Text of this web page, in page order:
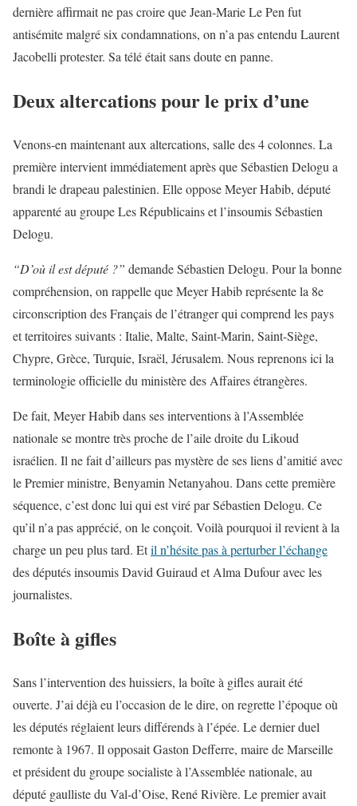
dernière affirmait ne pas croire que Jean-Marie Le Pen fut
antisémite malgré six condamnations, on n’a pas entendu Laurent
Jacobelli protester. Sa télé était sans doute en panne.
Deux altercations pour le prix d’une
Venons-en maintenant aux altercations, salle des 4 colonnes. La
première intervient immédiatement après que Sébastien Delogu a
brandi le drapeau palestinien. Elle oppose Meyer Habib, député
apparenté au groupe Les Républicains et l’insoumis Sébastien
Delogu.
“D’où il est député ?” demande Sébastien Delogu. Pour la bonne
compréhension, on rappelle que Meyer Habib représente la 8e
circonscription des Français de l’étranger qui comprend les pays
et territoires suivants : Italie, Malte, Saint-Marin, Saint-Siège,
Chypre, Grèce, Turquie, Israël, Jérusalem. Nous reprenons ici la
terminologie officielle du ministère des Affaires étrangères.
De fait, Meyer Habib dans ses interventions à l’Assemblée
nationale se montre très proche de l’aile droite du Likoud
israélien. Il ne fait d’ailleurs pas mystère de ses liens d’amitié avec
le Premier ministre, Benyamin Netanyahou. Dans cette première
séquence, c’est donc lui qui est viré par Sébastien Delogu. Ce
qu’il n’a pas apprécié, on le conçoit. Voilà pourquoi il revient à la
charge un peu plus tard. Etil n’hésite pas à perturber l’échange
des députés insoumis David Guiraud et Alma Dufour avec les
journalistes.
Boîte à gifles
Sans l’intervention des huissiers, la boîte à gifles aurait été
ouverte. J’ai déjà eu l’occasion de le dire, on regrette l’époque où
les députés réglaient leurs différends à l’épée. Le dernier duel
remonte à 1967. Il opposait Gaston Defferre, maire de Marseille
et président du groupe socialiste à l’Assemblée nationale, au
député gaulliste du Val-d’Oise, René Rivière. Le premier avait